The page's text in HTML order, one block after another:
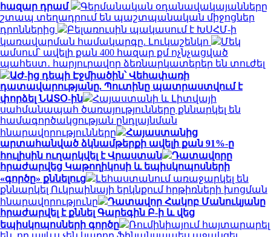
հազար դրամ
Գերմանական օդանավակայանները
շտապ տեղադրում են պաշտպանական միջոցներ
դրոններից
Բելառուսին պակասում է ԽՍՀՄ-ի
կառավարման համակարգը. Լուկաշենկո
Մեկ
ամսում՝ ավելի քան 400 հազար քմ ոչնչացված
պահեստ․ հարյուրավոր ձեռնարկատերեր են տուժել
ԱԺ-ից դեպի Էջմիածին՝ Վեհափառի
դատավարությանը. Պուտինը պատրաստվում է
փորձել ՆԱՏՕ-ին
Հայաստանի և Լիտվայի
սահմանապահ ծառայությունները քննարկել են
համագործակցության ընդլայնման
հնարավորությունները
Հայաստանից
արտահանված ձկնամթերքի ավելի քան 91%-ը
հուլիսին ուղարկվել է Վրաստան
Դատավորը
հրաժարվեց Կաթողիկոսի և եպիսկոպոսների
«գործը» քննելուց
Լեհաստանում առաջարկել են
քննարկել Ուկրաինայի երկնքում հրթիռների խոցման
հնարավորությունը
Դատավոր Հակոբ Մանուկյանը
հրաժարվել է քննել Գարեգին Բ-ի և վեց
եպիսկոպոսների գործը
Ռումինիայում հայտարարել